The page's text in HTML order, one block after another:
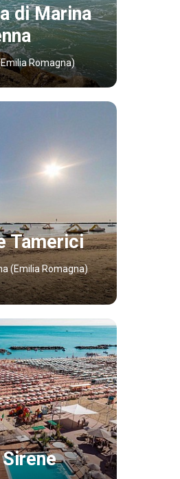
di Marina
Romagna)
Tamerici
(Emilia Romagna)